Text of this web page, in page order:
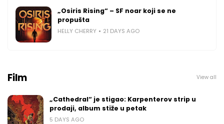
„Osiris Rising“ – SF noar koji se ne
propušta
HELLY CHERRY 21 DAYS AGO
Film View all
„Cathedral“ je stigao: Karpenterov strip u
prodaji, album stiže u petak
5 DAYS AGO